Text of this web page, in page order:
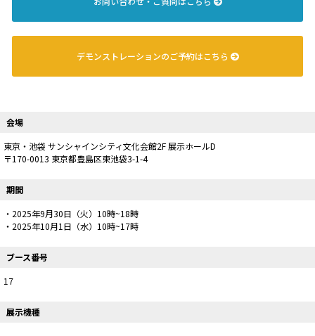
デモンストレーションのご予約はこちら
会場
東京・池袋 サンシャインシティ文化会館2F 展示ホールD
〒170-0013 東京都豊島区東池袋3-1-4
期間
・2025年9月30日（火）10時~18時
・2025年10月1日（水）10時~17時
ブース番号
17
展示機種